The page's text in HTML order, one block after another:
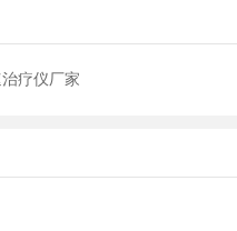
疗仪厂家